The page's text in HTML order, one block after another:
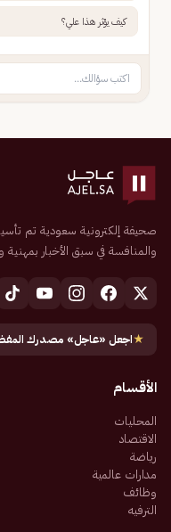
كيف يؤثر هذا علي؟
والمنافسة في سبق الأخبار
★اجعل «عاجل» مصدرك
الأقسام
المحليات
الاقتصاد
رياضة
مدارات عالمية
وظائف
الترفيه